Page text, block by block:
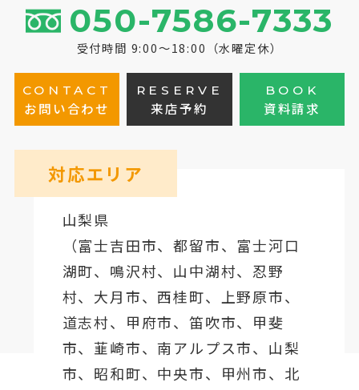
050-7586-7333
受付時間 9:00～18:00（水曜定休）
CONTACT
お問い合わせ
RESERVE
来店予約
BOOK
資料請求
対応エリア
山梨県
（富士吉田市、都留市、 富士河口
湖町、鳴沢村、山中湖村、忍野
村、 大月市、西桂町、上野原市、
道志村、 甲府市、笛吹市、甲斐
市、韮崎市、南アルプス市、山梨
市、昭和町、中央市、甲州市、北